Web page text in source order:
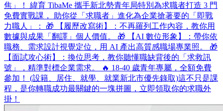
焦」！ 緯育 TibaMe 攜手新北勢青年局特別為求職者打造 3 門
免費實戰課， 助你從「求職者」進化為企業搶著要的「即戰
力職人」： 🎁 【履歷改寫術】：不再羅列工作內容，教你用
數據與成果「翻譯」個人價值。 🎁 【AI 數位形象】：帶你依
職務、需求設計視覺定位，用 AI 產出高質感職場專業照。 🎁
【面試攻心術】：換位思考，教你聽懂職缺背後的「求救訊
號」，精準對標企業需求。 🔥 18-40 歲青年專屬，全額免費
參加！ (設籍、居住、就學、就業新北市優先錄取)​ 這不只是課
程，是你轉職成功最關鍵的一塊拼圖，立即領取你的求職外
掛！